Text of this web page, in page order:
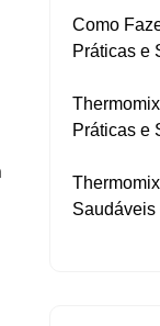
Como
Práticas e
Práticas e
Saudáveis